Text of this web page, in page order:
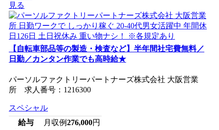
見る
【自転車部品等の製造・検査など】半年間社宅費無料／
日勤／カンタン作業でも高時給★
パーソルファクトリーパートナーズ株式会社 大阪営業
所 求人番号：1216300
スペシャル
給与
月収例276,000円